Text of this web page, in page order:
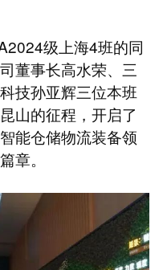
级上海4班的同
董事长高水荣、三
技孙亚辉三位本班
山的征程，开启了
能仓储物流装备领
章。